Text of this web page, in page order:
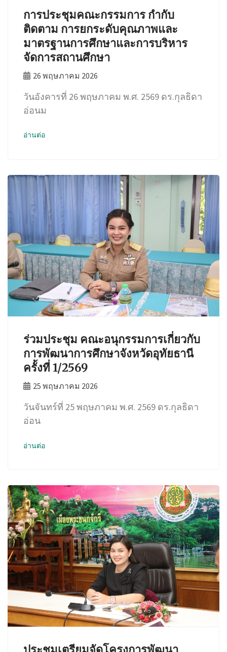
การประชุมคณะกรรมการ กำกับ
ติดตาม การยกระดับคุณภาพและ
มาตรฐานการศึกษาและการบริหาร
จัดการสถานศึกษา
26 พฤษภาคม 2026
วันอังคารที่ 26 พฤษภาคม พ.ศ. 2569 ดร.กุลธิดา
อ่อนม
อ่านต่อ
ร่วมประชุม คณะอนุกรรมการเกี่ยวกับ
การพัฒนาการศึกษาจังหวัดอุทัยธานี
ครั้งที่ 1/2569
25 พฤษภาคม 2026
วันจันทร์ที่ 25 พฤษภาคม พ.ศ. 2569 ดร.กุลธิดา
อ่อน
อ่านต่อ